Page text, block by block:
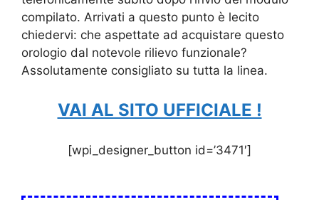
compilato. Arrivati a questo punto è lecito
chiedervi: che aspettate ad acquistare questo
orologio dal notevole rilievo funzionale?
Assolutamente consigliato su tutta la linea.
VAI AL SITO UFFICIALE !
[wpi_designer_button id=’3471′]